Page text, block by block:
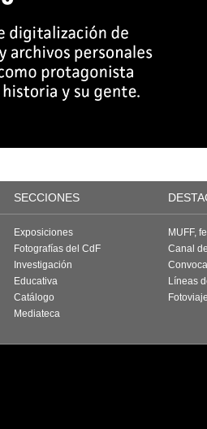
SECCIONES
Exposiciones
Fotografías del CdF
Investigación
Educativa
Catálogo
Mediateca
MUFF,
Canal
Líneas